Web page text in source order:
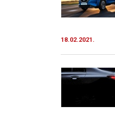
18.02.2021.